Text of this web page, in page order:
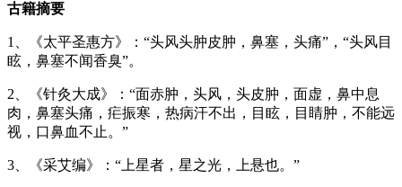
古籍摘要
1、《太平圣惠方》：“头风头肿皮肿，鼻塞，头痛”，“头风目
眩，鼻塞不闻香臭”。
2、《针灸大成》：“面赤肿，头风，头皮肿，面虚，鼻中息
肉，鼻塞头痛，疟振寒，热病汗不出，目眩，目睛肿，不能远
视，口鼻血不止。”
3、《采艾编》：“上星者，星之光，上悬也。”